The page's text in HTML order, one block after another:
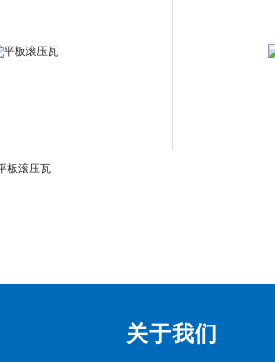
板滚压瓦
关于我们